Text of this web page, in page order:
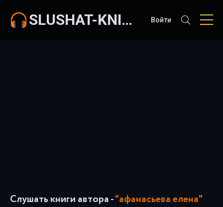
SLUSHAT-KNIGI.COM Войти
Слушать книги автора -"афанасьева елена"